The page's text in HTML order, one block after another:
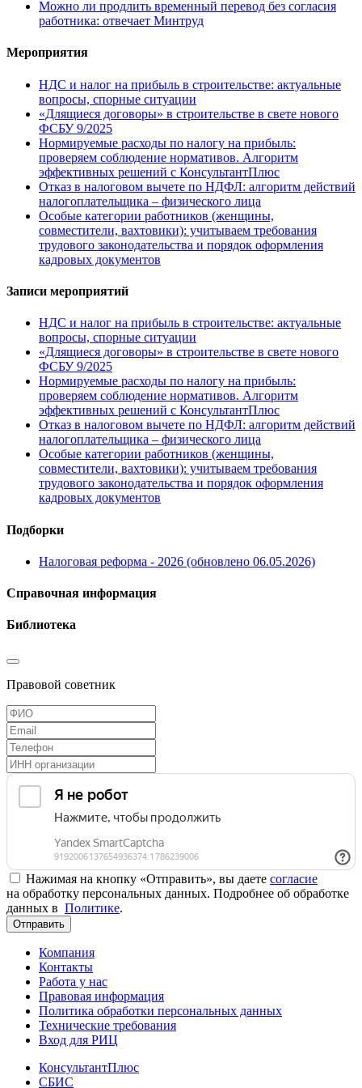
Можно ли продлить временный перевод без согласия
работника: отвечает Минтруд
Мероприятия
НДС и налог на прибыль в строительстве: актуальные
вопросы, спорные ситуации
«Длящиеся договоры» в строительстве в свете нового
ФСБУ 9/2025
Нормируемые расходы по налогу на прибыль:
проверяем соблюдение нормативов. Алгоритм
эффективных решений с КонсультантПлюс
Отказ в налоговом вычете по НДФЛ: алгоритм действий
налогоплательщика – физического лица
Особые категории работников (женщины,
совместители, вахтовики): учитываем требования
трудового законодательства и порядок оформления
кадровых документов
Записи мероприятий
НДС и налог на прибыль в строительстве: актуальные
вопросы, спорные ситуации
«Длящиеся договоры» в строительстве в свете нового
ФСБУ 9/2025
Нормируемые расходы по налогу на прибыль:
проверяем соблюдение нормативов. Алгоритм
эффективных решений с КонсультантПлюс
Отказ в налоговом вычете по НДФЛ: алгоритм действий
налогоплательщика – физического лица
Особые категории работников (женщины,
совместители, вахтовики): учитываем требования
трудового законодательства и порядок оформления
кадровых документов
Подборки
Налоговая реформа - 2026 (обновлено 06.05.2026)
Справочная информация
Библиотека
Правовой советник
Нажимая на кнопку «Отправить», вы даете согласие
на обработку персональных данных. Подробнее об обработке
данных в Политике.
Отправить
Компания
Контакты
Работа у нас
Правовая информация
Политика обработки персональных данных
Технические требования
Вход для РИЦ
КонсультантПлюс
СБИС